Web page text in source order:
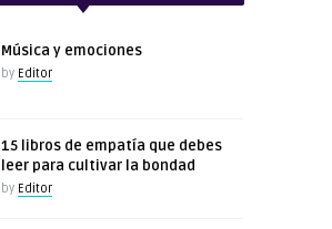
Música y emociones
by Editor
15 libros de empatía que debes
leer para cultivar la bondad
by Editor